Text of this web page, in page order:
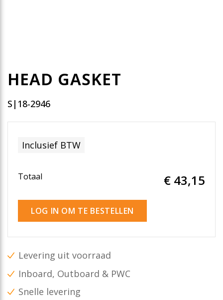
HEAD GASKET
S|18-2946
Inclusief BTW
Totaal € 43,15
LOG IN OM TE BESTELLEN
Levering uit voorraad
Inboard, Outboard & PWC
Snelle levering